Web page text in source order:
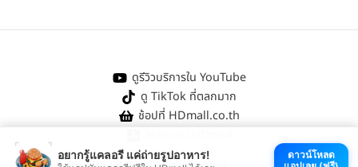
ดูรีวิวบริการใน YouTube
ดู TikTok ที่ตลกมาก
ช้อปที่ HDmall.co.th
อยากรู้แคลอรี แค่ถ่ายรูปอาหาร!
ดาวน์โหลด